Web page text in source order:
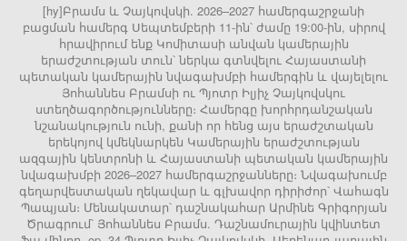
[hy]Բրամս և Չայկովսկի. 2026–2027 համերգաշրջանի
բացման համերգ Սեպտեմբերի 11-ին՝ ժամը 19:00-ին, սիրով
հրավիրում ենք Կոմիտասի անվան կամերային
երաժշտության տուն՝ ներկա գտնվելու Հայաստանի
պետական կամերային նվագախմբի համերգին և վայելելու
Յոհաննես Բրամսի ու Պյոտր Իլյիչ Չայկովսկու
ստեղծագործությունները։ Համերգը խորհրդանշական
նշանակություն ունի, քանի որ հենց այս երաժշտական
երեկոյով կմեկնարկեն Կամերային երաժշտության
ազգային կենտրոնի և Հայաստանի պետական կամերային
նվագախմբի 2026–2027 համերգաշրջանները։ Նվագախումբ
գեղարվեստական ղեկավար և գլխավոր դիրիժոր՝ Վահագն
Պապյան։ Մենակատար՝ դաշնակահար Արմինե Գրիգորյան
Ծրագրում՝ Յոհաննես Բրամս. Դաշնամուրային կվինտետ